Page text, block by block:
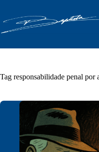
o
conteúdo
Tag responsabilidade penal por